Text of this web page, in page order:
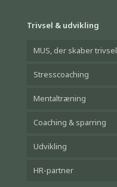
Trivsel & udvikling
MUS, der skaber trivsel
Stresscoaching
Mentaltræning
Coaching & sparring
Udvikling
HR-partner